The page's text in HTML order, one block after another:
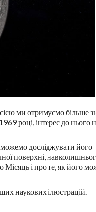
ми отримуємо більше
році, інтерес до нього
досліджувати його
поверхні,
Місяць і про те, як його
наукових ілюстрацій.